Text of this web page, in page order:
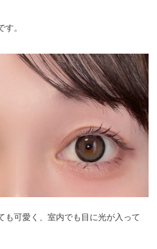
。
も可愛く、室内でも目に光が入って